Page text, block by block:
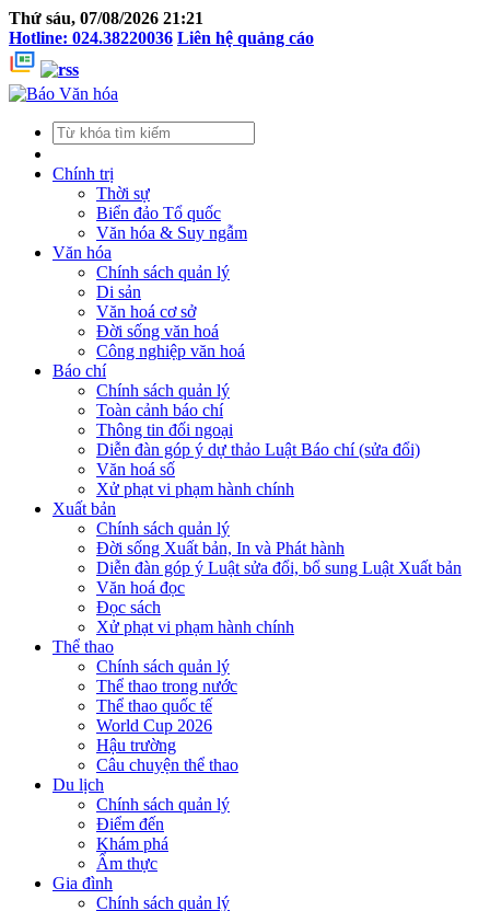
Thứ sáu, 07/08/2026 21:21
Hotline: 024.38220036 Liên hệ quảng cáo
Chính trị
Thời sự
Biển đảo Tổ quốc
Văn hóa & Suy ngẫm
Văn hóa
Chính sách quản lý
Di sản
Văn hoá cơ sở
Đời sống văn hoá
Công nghiệp văn hoá
Báo chí
Chính sách quản lý
Toàn cảnh báo chí
Thông tin đối ngoại
Diễn đàn góp ý dự thảo Luật Báo chí (sửa đổi)
Văn hoá số
Xử phạt vi phạm hành chính
Xuất bản
Chính sách quản lý
Đời sống Xuất bản, In và Phát hành
Diễn đàn góp ý Luật sửa đổi, bổ sung Luật Xuất bản
Văn hoá đọc
Đọc sách
Xử phạt vi phạm hành chính
Thể thao
Chính sách quản lý
Thể thao trong nước
Thể thao quốc tế
World Cup 2026
Hậu trường
Câu chuyện thể thao
Du lịch
Chính sách quản lý
Điểm đến
Khám phá
Ẩm thực
Gia đình
Chính sách quản lý